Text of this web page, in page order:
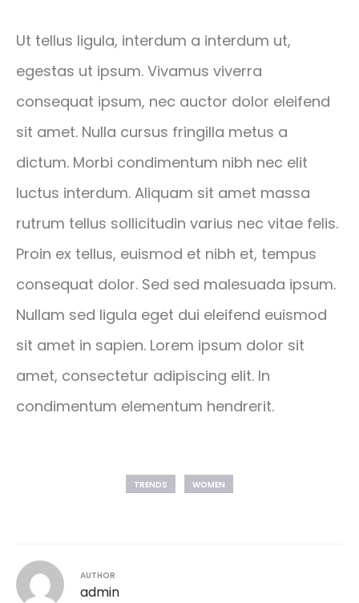
Ut tellus ligula, interdum a interdum ut,
egestas ut ipsum. Vivamus viverra
consequat ipsum, nec auctor dolor eleifend
sit amet. Nulla cursus fringilla metus a
dictum. Morbi condimentum nibh nec elit
luctus interdum. Aliquam sit amet massa
rutrum tellus sollicitudin varius nec vitae felis.
Proin ex tellus, euismod et nibh et, tempus
consequat dolor. Sed sed malesuada ipsum.
Nullam sed ligula eget dui eleifend euismod
sit amet in sapien. Lorem ipsum dolor sit
amet, consectetur adipiscing elit. In
condimentum elementum hendrerit.
TRENDS WOMEN
AUTHOR
admin